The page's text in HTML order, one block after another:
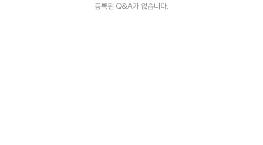
등록된 Q&A가 없습니다.